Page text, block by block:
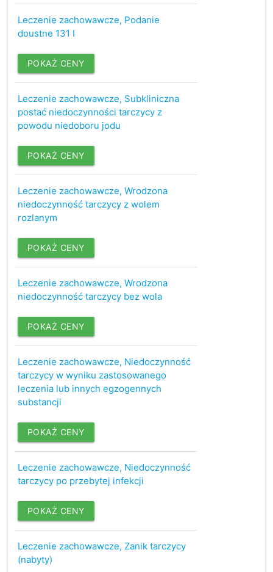
Leczenie zachowawcze, Podanie
doustne 131 I
POKAŻ CENY
Leczenie zachowawcze, Subkliniczna
postać niedoczynności tarczycy z
powodu niedoboru jodu
POKAŻ CENY
Leczenie zachowawcze, Wrodzona
niedoczynność tarczycy z wolem
rozlanym
POKAŻ CENY
Leczenie zachowawcze, Wrodzona
niedoczynność tarczycy bez wola
POKAŻ CENY
Leczenie zachowawcze, Niedoczynność
tarczycy w wyniku zastosowanego
leczenia lub innych egzogennych
substancji
POKAŻ CENY
Leczenie zachowawcze, Niedoczynność
tarczycy po przebytej infekcji
POKAŻ CENY
Leczenie zachowawcze, Zanik tarczycy
(nabyty)